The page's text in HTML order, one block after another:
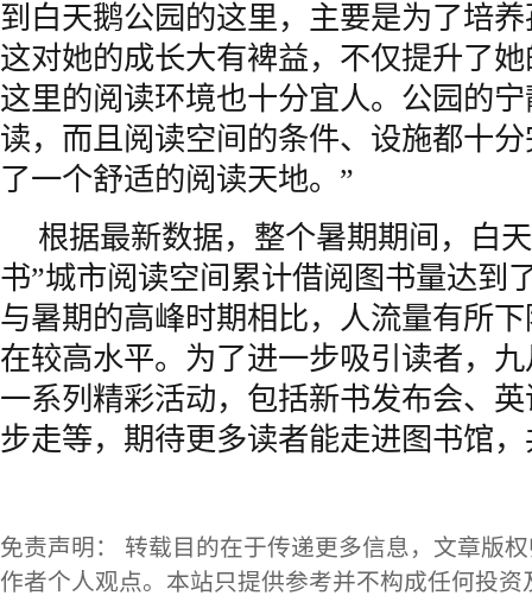
到白天鹅公园的这里，主要是为了培
这对她的成长大有裨益，不仅提升了
这里的阅读环境也十分宜人。公园的
读，而且阅读空间的条件、设施都十
了一个舒适的阅读天地。”
根据最新数据，整个暑期期间，白
书”城市阅读空间累计借阅图书量达到
与暑期的高峰时期相比，人流量有所
在较高水平。为了进一步吸引读者，
一系列精彩活动，包括新书发布会、
步走等，期待更多读者能走进图书馆
免责声明： 转载目的在于传递更多信息，文章版
作者个人观点。本站只提供参考并不构成任何投